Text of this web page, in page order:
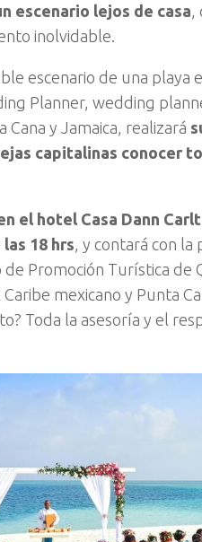
escenario lejos de casa
inolvidable.
escenario de una playa
Planner, wedding
y Jamaica, realizará
capitalinas conocer
el hotel Casa Dann
18 hrs , y contará con
Promoción Turística de
mexicano y Punta
Toda la asesoría y el